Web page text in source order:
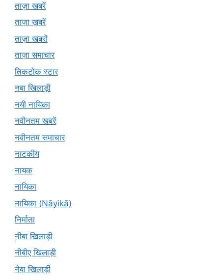
ताज़ा खबरें
ताज़ा ख़बरें
ताज़ा खबरों
ताज़ा समाचार
तिकटोक स्टार
नबा खिलाड़ी
नयी नायिका
नवीनतम खबरें
नवीनतम समाचार
नाटकीय
नायक
नायिका
नायिका (Nāyikā)
निर्माता
नीबा खिलाड़ी
नीबीए खिलाड़ी
नेबा खिलाड़ी